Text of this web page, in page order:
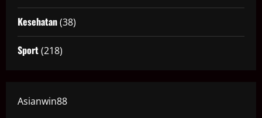
Kesehatan(38)
Sport(218)
Asianwin88